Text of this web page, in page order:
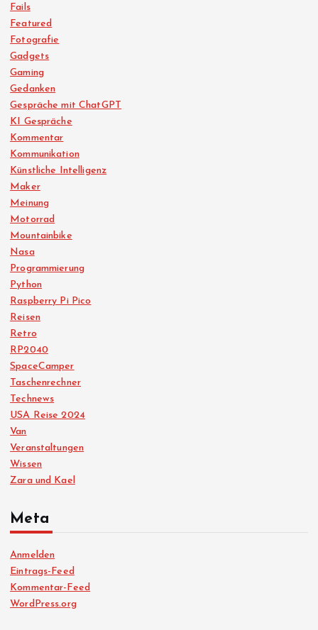
Fails
Featured
Fotografie
Gadgets
Gaming
Gedanken
Gespräche mit ChatGPT
KI Gespräche
Kommentar
Kommunikation
Künstliche Intelligenz
Maker
Meinung
Motorrad
Mountainbike
Nasa
Programmierung
Python
Raspberry Pi Pico
Reisen
Retro
RP2040
SpaceCamper
Taschenrechner
Technews
USA Reise 2024
Van
Veranstaltungen
Wissen
Zara und Kael
Meta
Anmelden
Eintrags-Feed
Kommentar-Feed
WordPress.org